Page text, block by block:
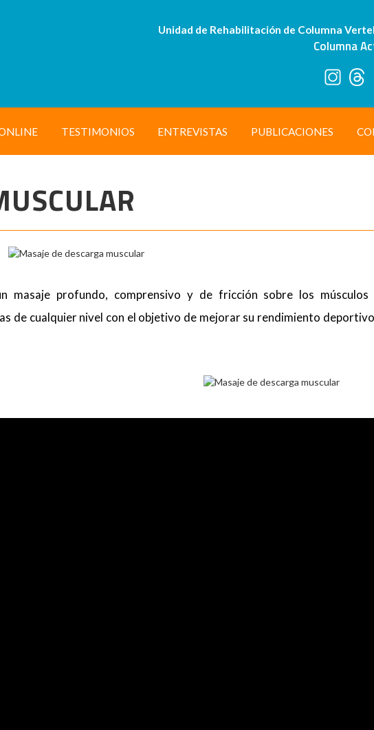
Unidad de Rehabilitación de Columna
Columna
TESTIMONIOS ENTREVISTAS PUBLICACIONES
masaje profundo, comprensivo y de fricción sobre los músculos
de cualquier nivel con el objetivo de mejorar su rendimiento